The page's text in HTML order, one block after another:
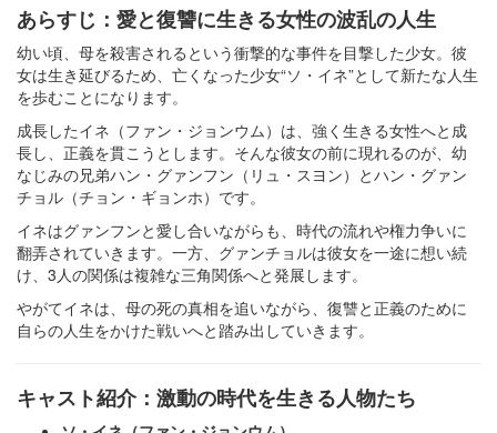
あらすじ：愛と復讐に生きる女性の波乱の人生
幼い頃、母を殺害されるという衝撃的な事件を目撃した少女。彼
女は生き延びるため、亡くなった少女“ソ・イネ”として新たな人生
を歩むことになります。
成長したイネ（ファン・ジョンウム）は、強く生きる女性へと成
長し、正義を貫こうとします。そんな彼女の前に現れるのが、幼
なじみの兄弟ハン・グァンフン（リュ・スヨン）とハン・グァン
チョル（チョン・ギョンホ）です。
イネはグァンフンと愛し合いながらも、時代の流れや権力争いに
翻弄されていきます。一方、グァンチョルは彼女を一途に想い続
け、3人の関係は複雑な三角関係へと発展します。
やがてイネは、母の死の真相を追いながら、復讐と正義のために
自らの人生をかけた戦いへと踏み出していきます。
キャスト紹介：激動の時代を生きる人物たち